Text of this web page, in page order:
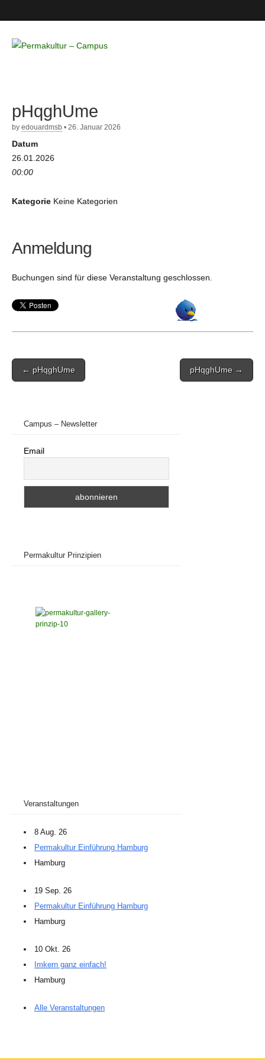
– Campus
pHqghUme
by edouardmsb • 26. Januar 2026
Datum
26.01.2026
00:00
Kategorie Keine Kategorien
Anmeldung
Buchungen sind für diese Veranstaltung geschlossen.
Post
navigation
← pHqghUme pHqghUme →
Campus – Newsletter
Email
Permakultur Prinzipien
Veranstaltungen
8 Aug. 26
Permakultur Einführung Hamburg
Hamburg
19 Sep. 26
Permakultur Einführung Hamburg
Hamburg
10 Okt. 26
Imkern ganz einfach!
Hamburg
Alle Veranstaltungen